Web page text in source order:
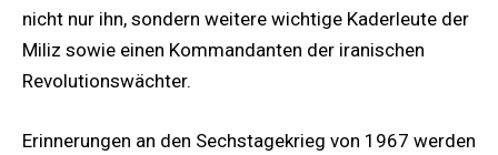
nicht nur ihn, sondern weitere wichtige Kaderleute der
Miliz sowie einen Kommandanten der iranischen
Revolutionswächter.
Erinnerungen an den Sechstagekrieg von 1967 werden